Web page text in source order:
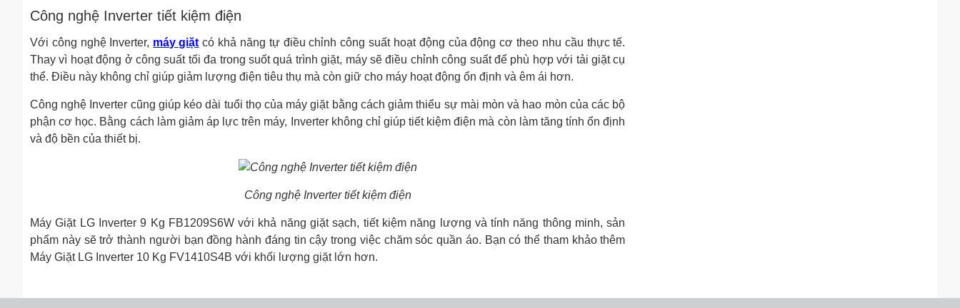
Công nghệ Inverter tiết kiệm điện
Với công nghệ Inverter, máy giặt có khả năng tự điều chỉnh công suất hoạt động của động cơ theo nhu cầu thực tế.
Thay vì hoạt động ở công suất tối đa trong suốt quá trình giặt, máy sẽ điều chỉnh công suất để phù hợp với tải giặt cụ
thể. Điều này không chỉ giúp giảm lượng điện tiêu thụ mà còn giữ cho máy hoạt động ổn định và êm ái hơn.
Công nghệ Inverter cũng giúp kéo dài tuổi thọ của máy giặt bằng cách giảm thiểu sự mài mòn và hao mòn của các bộ
phận cơ học. Bằng cách làm giảm áp lực trên máy, Inverter không chỉ giúp tiết kiệm điện mà còn làm tăng tính ổn định
và độ bền của thiết bị.
Công nghệ Inverter tiết kiệm điện
Máy Giặt LG Inverter 9 Kg FB1209S6W với khả năng giặt sạch, tiết kiệm năng lượng và tính năng thông minh, sản
phẩm này sẽ trở thành người bạn đồng hành đáng tin cậy trong việc chăm sóc quần áo. Bạn có thể tham khảo thêm
Máy Giặt LG Inverter 10 Kg FV1410S4B với khối lượng giặt lớn hơn.